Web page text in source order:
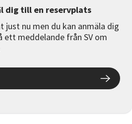
dig till en reservplats
just nu men du kan anmäla dig
ett meddelande från SV om